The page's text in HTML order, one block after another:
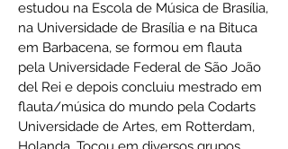
estudou na Escola de Música de Brasília,
na Universidade de Brasília e na Bituca
em Barbacena, se formou em flauta
pela Universidade Federal de São João
del Rei e depois concluiu mestrado em
flauta/música do mundo pela Codarts
Universidade de Artes, em Rotterdam,